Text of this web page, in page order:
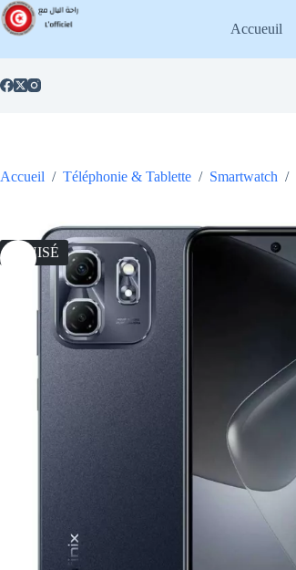
Passer
au
contenu
Accueuil
Accueil / Téléphonie & Tablette / Smartwatch /
ÉPUISÉ